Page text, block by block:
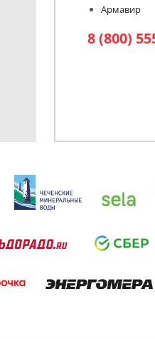
Армавир
8 (800)